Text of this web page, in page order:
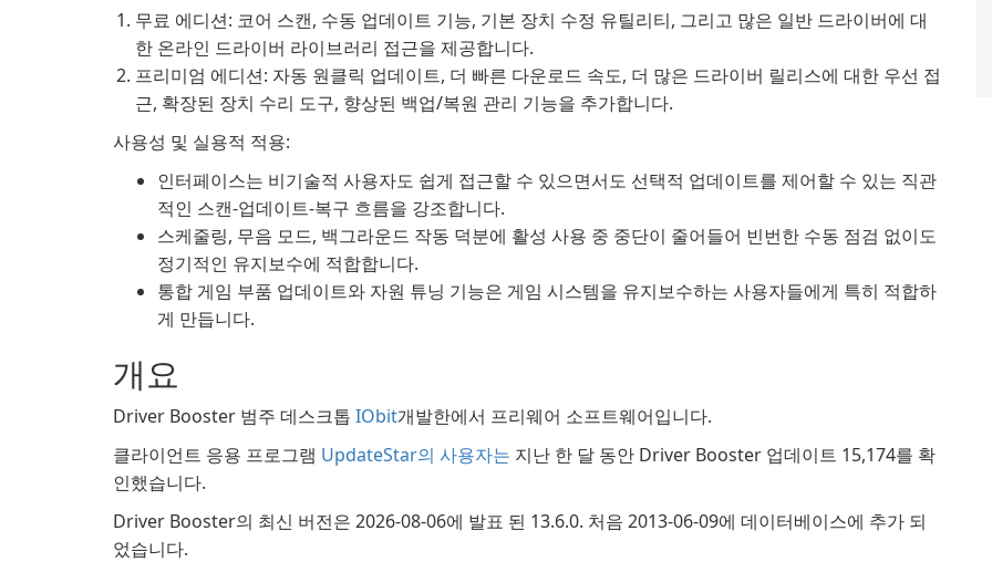
무료 에디션: 코어 스캔, 수동 업데이트 기능, 기본 장치 수정 유틸리티, 그리고 많은 일반 드라이버에 대
한 온라인 드라이버 라이브러리 접근을 제공합니다.
프리미엄 에디션: 자동 원클릭 업데이트, 더 빠른 다운로드 속도, 더 많은 드라이버 릴리스에 대한 우선 접
근, 확장된 장치 수리 도구, 향상된 백업/복원 관리 기능을 추가합니다.
사용성 및 실용적 적용:
인터페이스는 비기술적 사용자도 쉽게 접근할 수 있으면서도 선택적 업데이트를 제어할 수 있는 직관
적인 스캔-업데이트-복구 흐름을 강조합니다.
스케줄링, 무음 모드, 백그라운드 작동 덕분에 활성 사용 중 중단이 줄어들어 빈번한 수동 점검 없이도
정기적인 유지보수에 적합합니다.
통합 게임 부품 업데이트와 자원 튜닝 기능은 게임 시스템을 유지보수하는 사용자들에게 특히 적합하
게 만듭니다.
개요
Driver Booster 범주 데스크톱 IObit개발한에서 프리웨어 소프트웨어입니다.
클라이언트 응용 프로그램 UpdateStar의 사용자는 지난 한 달 동안 Driver Booster 업데이트 15,174를 확
인했습니다.
Driver Booster의 최신 버전은 2026-08-06에 발표 된 13.6.0. 처음 2013-06-09에 데이터베이스에 추가 되
었습니다.